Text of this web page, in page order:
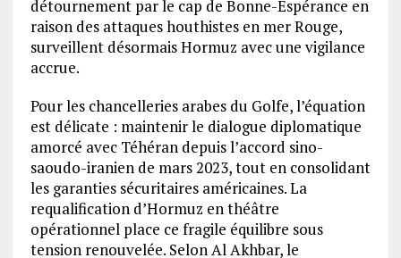
détournement par le cap de Bonne-Espérance en
raison des attaques houthistes en mer Rouge,
surveillent désormais Hormuz avec une vigilance
accrue.
Pour les chancelleries arabes du Golfe, l’équation
est délicate : maintenir le dialogue diplomatique
amorcé avec Téhéran depuis l’accord sino-
saoudo-iranien de mars 2023, tout en consolidant
les garanties sécuritaires américaines. La
requalification d’Hormuz en théâtre
opérationnel place ce fragile équilibre sous
tension renouvelée. Selon Al Akhbar, le